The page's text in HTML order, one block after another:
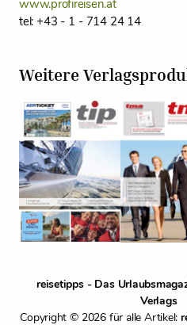
www.profireisen.at
tel: +43 - 1 - 714 24 14
Weitere
reisetipps - Das
Verlags
Copyright © 2026 für alle Artikel: